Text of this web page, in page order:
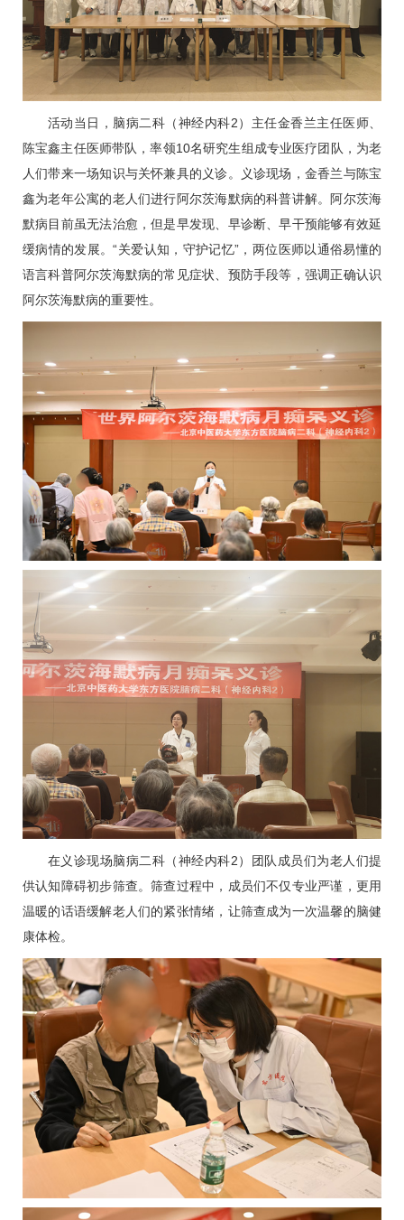
活动当日， 脑病二科 （神经内科2）主任金香兰主任医师、
陈宝鑫主任医师带队，率领10名研究生组成专业医疗团队，为老
人们带来一场知识与关怀兼具的义诊。义诊现场， 金香兰与陈宝
鑫为老年公寓的老人们进行阿尔茨海默病的科普讲解。阿尔茨海
默病目前虽无法治愈，但是早发现、早诊断、早干预能够有效延
缓病情的发展。“关爱认知，守护记忆”，两位医师以通俗易懂的
语言科普阿尔茨海默病的常见症状、预防手段等，强调正确认识
阿尔茨海默病的重要性。
在义诊现场脑病二科 （神经内科2）团队成员们为老人们提
供认知障碍初步筛查。筛查过程中，成员们不仅专业严谨，更用
温暖的话语缓解老人们的紧张情绪，让筛查成为一次温馨的脑健
康体检。